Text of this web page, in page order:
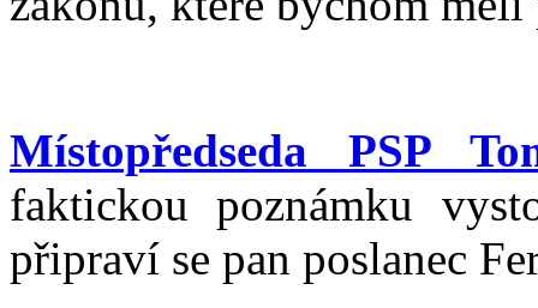
Místopředseda PSP
faktickou poznámku
připraví se pan poslanec